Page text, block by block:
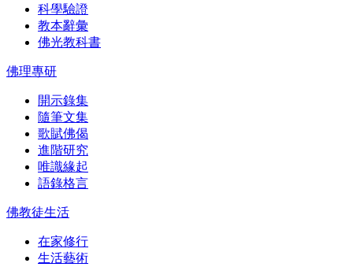
科學驗證
教本辭彙
佛光教科書
佛理專研
開示錄集
隨筆文集
歌賦佛偈
進階研究
唯識緣起
語錄格言
佛教徒生活
在家修行
生活藝術